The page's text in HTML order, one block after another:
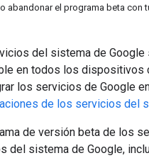
abandonar el programa beta con
del sistema de
en todos los dispositivos
los servicios de Google
de los servicios del
de versión beta de los
del sistema de Google,